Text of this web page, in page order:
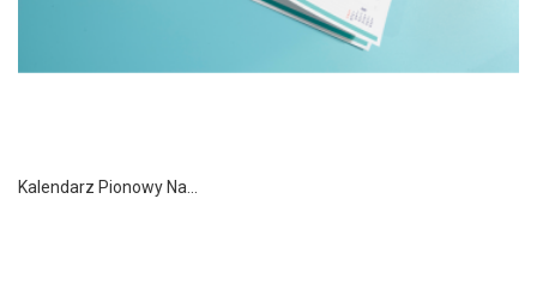
Kalendarz Pionowy Na...